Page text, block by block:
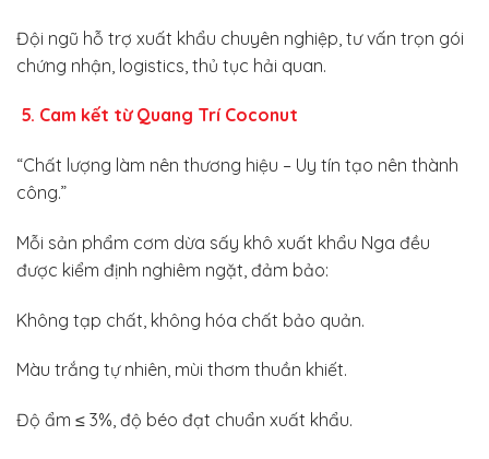
Đội ngũ hỗ trợ xuất khẩu chuyên nghiệp, tư vấn trọn gói
chứng nhận, logistics, thủ tục hải quan.
5. Cam kết từ Quang Trí Coconut
“Chất lượng làm nên thương hiệu – Uy tín tạo nên thành
công.”
Mỗi sản phẩm cơm dừa sấy khô xuất khẩu Nga đều
được kiểm định nghiêm ngặt, đảm bảo:
Không tạp chất, không hóa chất bảo quản.
Màu trắng tự nhiên, mùi thơm thuần khiết.
Độ ẩm ≤ 3%, độ béo đạt chuẩn xuất khẩu.